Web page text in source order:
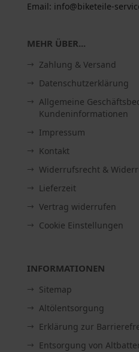
Email: info@biketeile-
MEHR ÜBER...
Zahlung & Versand
Datenschutzerklärung
Allgemeine
Kundeninformationen
Impressum
Kontakt
Widerrufsrecht &
Lieferzeit
Vertrag widerrufen
Cookie Einstellungen
INFORMATIONEN
Sitemap
Altölentsorgung
Erklärung zur
Entsorgung von